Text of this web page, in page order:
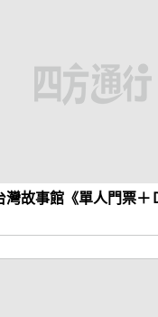
灣故事館《單人門票＋